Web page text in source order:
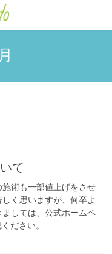
て
術も一部値上げをさせ
く思いますが、何卒よ
しては、公式ホームペ
ださい。 ...